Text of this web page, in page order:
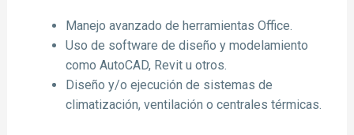
Manejo avanzado de herramientas Office.
Uso de software de diseño y modelamiento
como AutoCAD, Revit u otros.
Diseño y/o ejecución de sistemas de
climatización, ventilación o centrales térmicas.